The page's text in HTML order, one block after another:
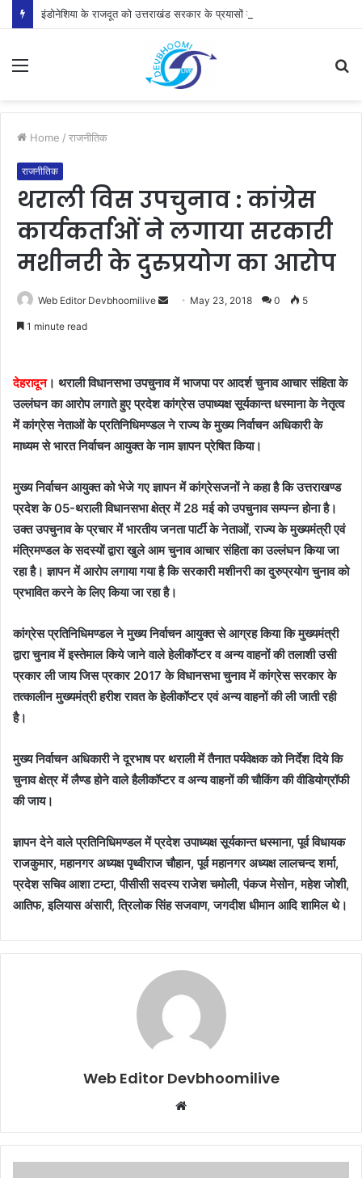
इंडोनेशिया के राजदूत को उत्तराखंड सरकार के प्रयासों की जानकारी दी
Menu
Home / राजनीतिक
राजनीतिक
थराली विस उपचुनाव : कांग्रेस
कार्यकर्ताओं ने लगाया सरकारी
मशीनरी के दुरुप्रयोग का आरोप
Web Editor Devbhoomilive
Send May 23, 2018 0 5
1 minute read
देहरादून। थराली विधानसभा उपचुनाव में भाजपा पर आदर्श चुनाव आचार संहिता के
उल्लंघन का आरोप लगाते हुए प्रदेश कांग्रेस उपाध्यक्ष सूर्यकान्त धस्माना के नेतृत्व
में कांग्रेस नेताओं के प्रतिनिधिमण्डल ने राज्य के मुख्य निर्वाचन अधिकारी के
माध्यम से भारत निर्वाचन आयुक्त के नाम ज्ञापन प्रेषित किया।
मुख्य निर्वाचन आयुक्त को भेजे गए ज्ञापन में कांग्रेसजनों ने कहा है कि उत्तराखण्ड
प्रदेश के 05-थराली विधानसभा क्षेत्र में 28 मई को उपचुनाव सम्पन्न होना है।
उक्त उपचुनाव के प्रचार में भारतीय जनता पार्टी के नेताओं, राज्य के मुख्यमंत्री एवं
मंत्रिमण्डल के सदस्यों द्वारा खुले आम चुनाव आचार संहिता का उल्लंघन किया जा
रहा है। ज्ञापन में आरोप लगाया गया है कि सरकारी मशीनरी का दुरुप्रयोग चुनाव को
प्रभावित करने के लिए किया जा रहा है।
कांग्रेस प्रतिनिधिमण्डल ने मुख्य निर्वाचन आयुक्त से आग्रह किया कि मुख्यमंत्री
द्वारा चुनाव में इस्तेमाल किये जाने वाले हेलीकॉप्टर व अन्य वाहनों की तलाशी उसी
प्रकार ली जाय जिस प्रकार 2017 के विधानसभा चुनाव में कांग्रेस सरकार के
तत्कालीन मुख्यमंत्री हरीश रावत के हेलीकॉप्टर एवं अन्य वाहनों की ली जाती रही
है।
मुख्य निर्वाचन अधिकारी ने दूरभाष पर थराली में तैनात पर्यवेक्षक को निर्देश दिये कि
चुनाव क्षेत्र में लैण्ड होने वाले हैलीकॉप्टर व अन्य वाहनों की चौकिंग की वीडियोग्रॉफी
की जाय।
ज्ञापन देने वाले प्रतिनिधिमण्डल में प्रदेश उपाध्यक्ष सूर्यकान्त धस्माना, पूर्व विधायक
राजकुमार, महानगर अध्यक्ष पृथ्वीराज चौहान, पूर्व महानगर अध्यक्ष लालचन्द शर्मा,
प्रदेश सचिव आशा टम्टा, पीसीसी सदस्य राजेश चमोली, पंकज मेसोन, महेश जोशी,
आतिफ, इलियास अंसारी, त्रिलोक सिंह सजवाण, जगदीश धीमान आदि शामिल थे।
Web Editor Devbhoomilive
Website